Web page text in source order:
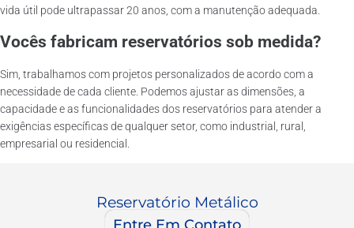
vida útil pode ultrapassar 20 anos, com a manutenção adequada.
Vocês fabricam reservatórios sob medida?
Sim, trabalhamos com projetos personalizados de acordo com a
necessidade de cada cliente. Podemos ajustar as dimensões, a
capacidade e as funcionalidades dos reservatórios para atender a
exigências específicas de qualquer setor, como industrial, rural,
empresarial ou residencial.
Reservatório Metálico